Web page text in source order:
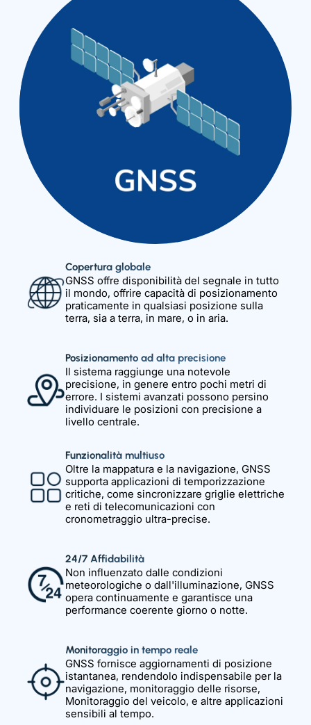
Copertura globale
GNSS offre disponibilità del segnale in tutto
il mondo, offrire capacità di posizionamento
praticamente in qualsiasi posizione sulla
terra, sia a terra, in mare, o in aria.
Posizionamento ad alta precisione
Il sistema raggiunge una notevole
precisione, in genere entro pochi metri di
errore. I sistemi avanzati possono persino
individuare le posizioni con precisione a
livello centrale.
Funzionalità multiuso
Oltre la mappatura e la navigazione, GNSS
supporta applicazioni di temporizzazione
critiche, come sincronizzare griglie elettriche
e reti di telecomunicazioni con
cronometraggio ultra-precise.
24/7 Affidabilità
Non influenzato dalle condizioni
meteorologiche o dall'illuminazione, GNSS
opera continuamente e garantisce una
performance coerente giorno o notte.
Monitoraggio in tempo reale
GNSS fornisce aggiornamenti di posizione
istantanea, rendendolo indispensabile per la
navigazione, monitoraggio delle risorse,
Monitoraggio del veicolo, e altre applicazioni
sensibili al tempo.